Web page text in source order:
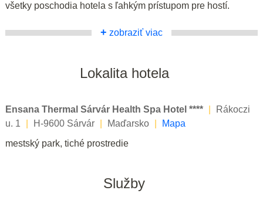
všetky poschodia hotela s ľahkým prístupom pre hostí.
+ zobraziť viac
Lokalita hotela
Ensana Thermal Sárvár Health Spa Hotel ****
Rákoczi
u. 1
H-9600 Sárvár Maďarsko
Mapa
mestský park, tiché prostredie
Služby